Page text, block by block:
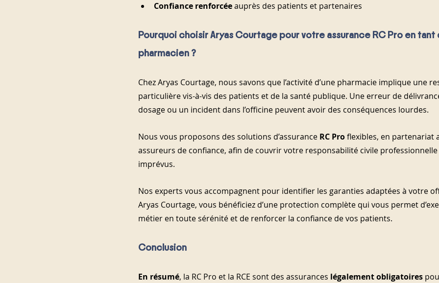
Confiance renforcée auprès des patients et partenaires
Pourquoi choisir Aryas Courtage pour votre assurance RC Pro en tant
pharmacien ?
Chez Aryas Courtage, nous savons que l’activité d’une pharmacie implique une
particulière vis-à-vis des patients et de la santé publique. Une erreur de
dosage ou un incident dans l’officine peuvent avoir des conséquences lourdes.
Nous vous proposons des solutions d’assurance RC Pro flexibles, en partenariat
assureurs de confiance, afin de couvrir votre responsabilité civile professionnelle
imprévus.
Nos experts vous accompagnent pour identifier les garanties adaptées à votre
Aryas Courtage, vous bénéficiez d’une protection complète qui vous permet
métier en toute sérénité et de renforcer la confiance de vos patients.
Conclusion
En résumé, la RC Pro et la RCE sont des assurances légalement obligatoires